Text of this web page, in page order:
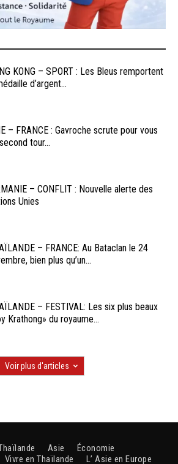
KONG – SPORT : Les Bleus remportent
d’argent...
– FRANCE : Gavroche scrute pour vous
tour...
– CONFLIT : Nouvelle alerte des
Unies
– FRANCE: Au Bataclan le 24
bien plus qu’un...
– FESTIVAL: Les six plus beaux
Krathong» du royaume...
Voir plus d'articles
Asie
Économie
Vivre en Thaïlande L’ Asie en Europe